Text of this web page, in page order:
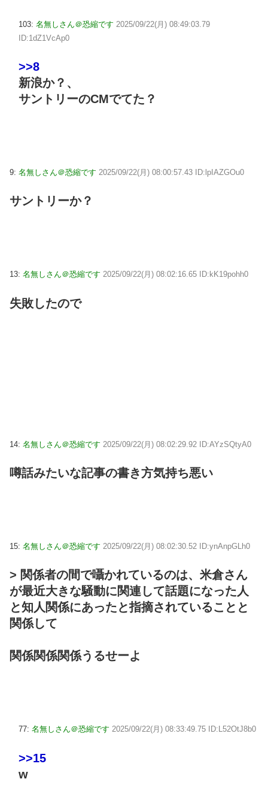
103: 名無しさん＠恐縮です 2025/09/22(月) 08:49:03.79
ID:1dZ1VcAp0
>>8
新浪か？、
サントリーのCMでてた？
9: 名無しさん＠恐縮です 2025/09/22(月) 08:00:57.43 ID:lpIAZGOu0
サントリーか？
13: 名無しさん＠恐縮です 2025/09/22(月) 08:02:16.65 ID:kK19pohh0
失敗したので
14: 名無しさん＠恐縮です 2025/09/22(月) 08:02:29.92 ID:AYzSQtyA0
噂話みたいな記事の書き方気持ち悪い
15: 名無しさん＠恐縮です 2025/09/22(月) 08:02:30.52 ID:ynAnpGLh0
> 関係者の間で囁かれているのは、米倉さん
が最近大きな騒動に関連して話題になった人
と知人関係にあったと指摘されていることと
関係して
関係関係関係うるせーよ
77: 名無しさん＠恐縮です 2025/09/22(月) 08:33:49.75 ID:L52OtJ8b0
>>15
w